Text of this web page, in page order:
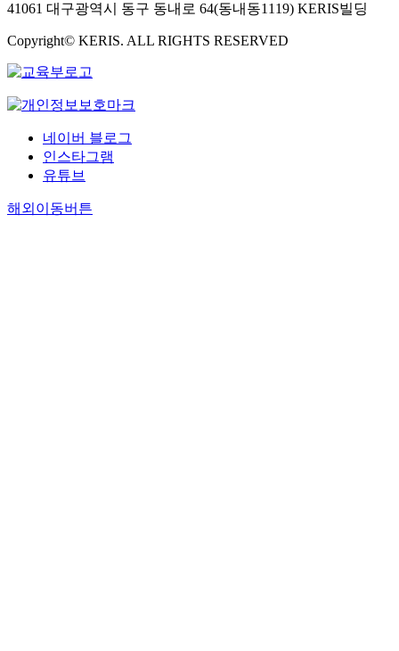
41061 대구광역시 동구 동내로 64(동내동1119) KERIS빌딩
Copyright© KERIS. ALL RIGHTS RESERVED
네이버 블로그
인스타그램
유튜브
해외이동버튼